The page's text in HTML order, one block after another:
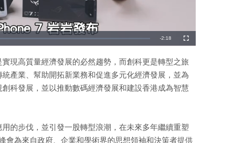
剩
-2:18
全
螢
現高質量經濟發展的必然趨勢，而創科更是轉型之旅
產業、幫助開拓新業務和促進多元化經濟發展，並為
科發展，並以推動數碼經濟發展和建設香港成為智慧
的步伐，並引發一股轉型浪潮，在未來多年繼續重塑
會為來自政府、企業和學術界的思想領袖和決策者提供